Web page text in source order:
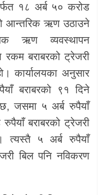
१८ अर्ब ५० करोड
आन्तरिक ऋण उठाउने
ऋण व्यवस्थापन
रकम बराबरको ट्रेजरी
कार्यालयका अनुसार
बराबरको ९१ दिने
जसमा ५ अर्ब रुपैयाँ
बराबरको ट्रेजरी
त्यस्तै ५ अर्ब रुपैयाँ
बिल पनि नविकरण